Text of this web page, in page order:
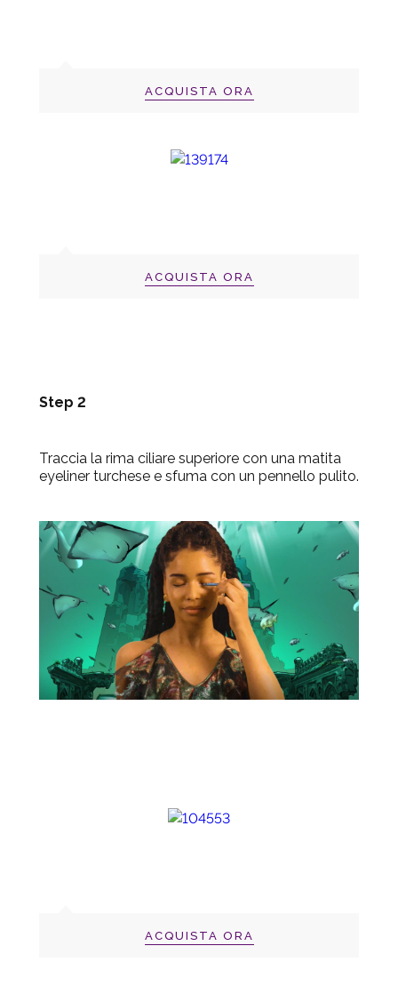
ACQUISTA ORA
ACQUISTA ORA
Step 2
Traccia la rima ciliare superiore con una matita
eyeliner turchese e sfuma con un pennello pulito.
ACQUISTA ORA